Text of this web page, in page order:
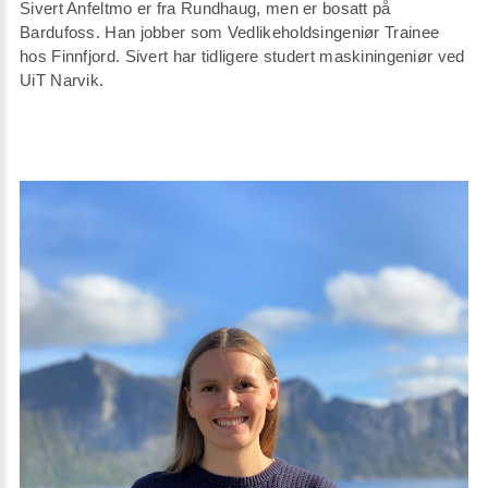
Sivert Anfeltmo er fra Rundhaug, men er bosatt på
Bardufoss. Han jobber som Vedlikeholdsingeniør Trainee
hos Finnfjord. Sivert har tidligere studert maskiningeniør ved
UiT Narvik.